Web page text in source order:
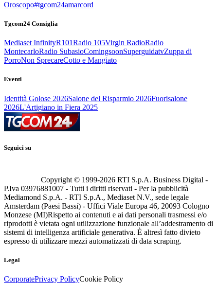
Oroscopo#tgcom24amarcord
Tgcom24 Consiglia
Mediaset InfinityR101Radio 105Virgin RadioRadio
MontecarloRadio SubasioComingsoonSuperguidatvZuppa di
PorroNon SprecareCotto e Mangiato
Eventi
Identità Golose 2026Salone del Risparmio 2026Fuorisalone
2026L'Artigiano in Fiera 2025
Seguici su
Copyright © 1999-2026 RTI S.p.A. Business Digital -
P.Iva 03976881007 - Tutti i diritti riservati - Per la pubblicità
Mediamond S.p.A. - RTI S.p.A., Mediaset N.V., sede legale
Amsterdam (Paesi Bassi) - Uffici Viale Europa 46, 20093 Cologno
Monzese (MI)Rispetto ai contenuti e ai dati personali trasmessi e/o
riprodotti è vietata ogni utilizzazione funzionale all’addestramento di
sistemi di intelligenza artificiale generativa. È altresì fatto divieto
espresso di utilizzare mezzi automatizzati di data scraping.
Legal
CorporatePrivacy PolicyCookie Policy